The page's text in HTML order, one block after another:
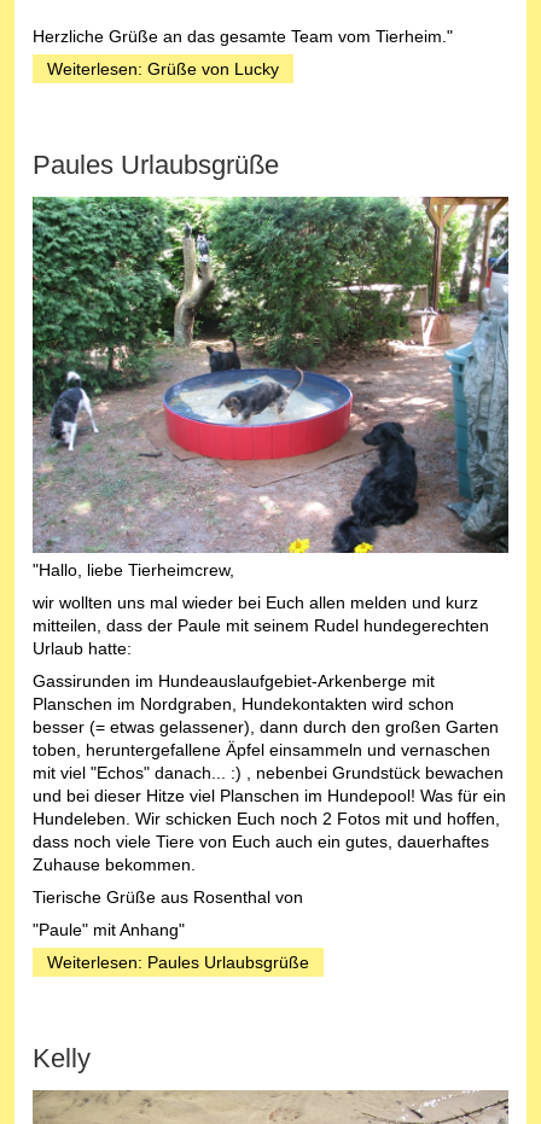
Herzliche Grüße an das gesamte Team vom Tierheim."
Weiterlesen: Grüße von Lucky
Paules Urlaubsgrüße
"Hallo, liebe Tierheimcrew,
wir wollten uns mal wieder bei Euch allen melden und kurz
mitteilen, dass der Paule mit seinem Rudel hundegerechten
Urlaub hatte:
Gassirunden im Hundeauslaufgebiet-Arkenberge mit
Planschen im Nordgraben, Hundekontakten wird schon
besser (= etwas gelassener), dann durch den großen Garten
toben, heruntergefallene Äpfel einsammeln und vernaschen
mit viel "Echos" danach... :) , nebenbei Grundstück bewachen
und bei dieser Hitze viel Planschen im Hundepool! Was für ein
Hundeleben. Wir schicken Euch noch 2 Fotos mit und hoffen,
dass noch viele Tiere von Euch auch ein gutes, dauerhaftes
Zuhause bekommen.
Tierische Grüße aus Rosenthal von
"Paule" mit Anhang"
Weiterlesen: Paules Urlaubsgrüße
Kelly